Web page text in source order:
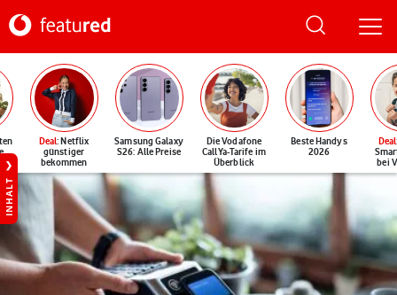
Deal: Netflix
günstiger
bekommen
Samsung Galaxy
S26: Alle Preise
Die Vodafone
CallYa-Tarife im
Überblick
Beste Handys
2026
Deal
bei
INHALT